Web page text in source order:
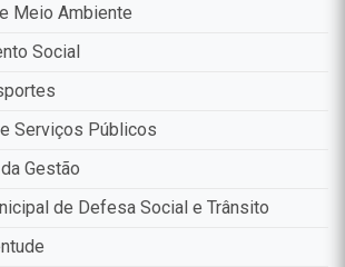
Meio Ambiente
Social
Serviços Públicos
Gestão
de Defesa Social e Trânsito